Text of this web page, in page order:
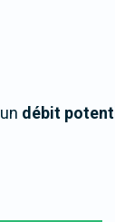
débit